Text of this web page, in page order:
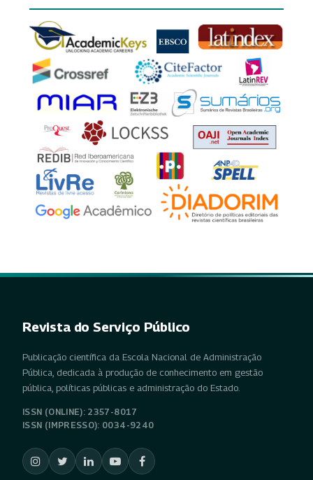
Revista do Serviço Público
Publicação científica da Escola Nacional de Administração
Pública, dedicada à produção de conhecimento em gestão
pública, políticas públicas e administração do Estado.
ISSN (ONLINE): 2357-8017
ISSN (IMPRESSO): 0034-9240